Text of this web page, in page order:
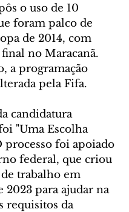
o uso de 10
foram palco de
de 2014, com
no Maracanã.
a programação
pela Fifa.
candidatura
"Uma Escolha
processo foi apoiado
federal, que criou
trabalho em
2023 para ajudar na
requisitos da